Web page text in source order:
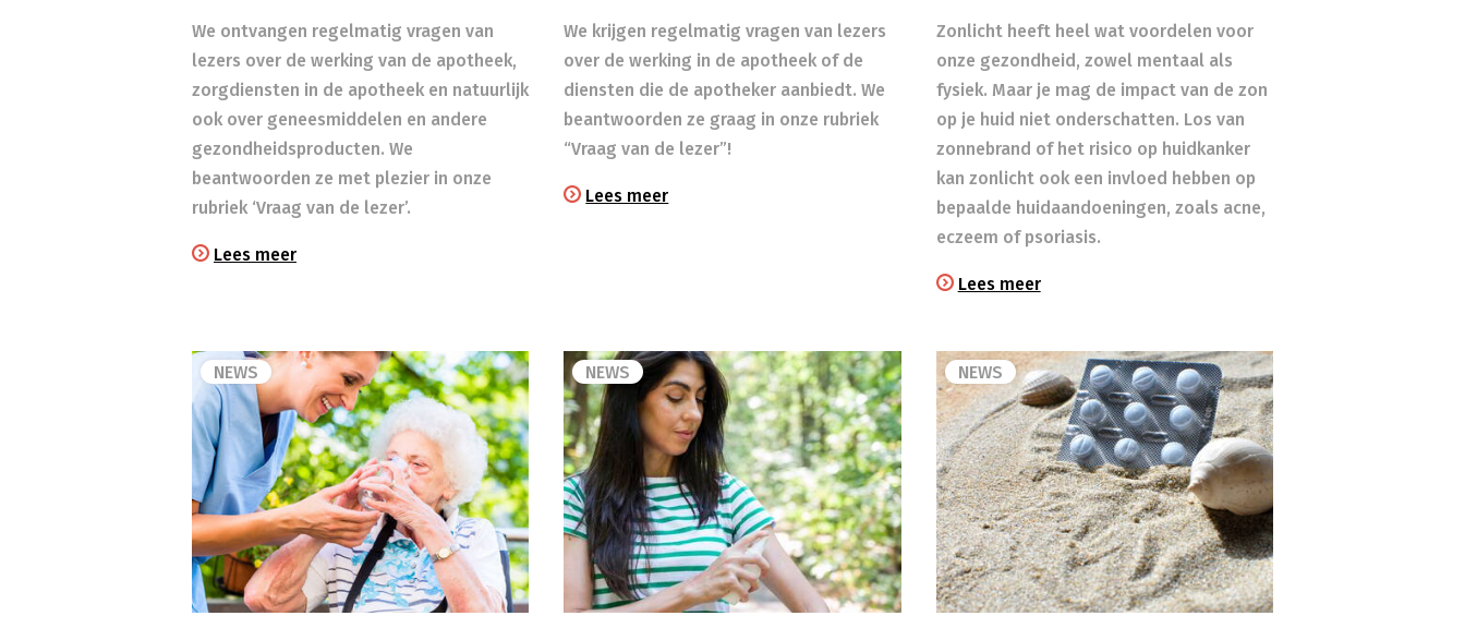
We ontvangen regelmatig vragen van
lezers over de werking van de apotheek,
zorgdiensten in de apotheek en natuurlijk
ook over geneesmiddelen en andere
gezondheidsproducten. We
beantwoorden ze met plezier in onze
rubriek ‘Vraag van de lezer’.
Lees meer
We krijgen regelmatig vragen van lezers
over de werking in de apotheek of de
diensten die de apotheker aanbiedt. We
beantwoorden ze graag in onze rubriek
“Vraag van de lezer”!
Lees meer
Zonlicht heeft heel wat voordelen voor
onze gezondheid, zowel mentaal als
fysiek. Maar je mag de impact van de zon
op je huid niet onderschatten. Los van
zonnebrand of het risico op huidkanker
kan zonlicht ook een invloed hebben op
bepaalde huidaandoeningen, zoals acne,
eczeem of psoriasis.
Lees meer
NEWS NEWS NEWS